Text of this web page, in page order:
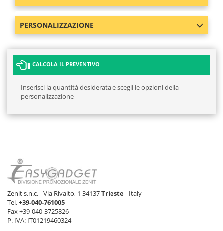
PERSONALIZZAZIONE
CALCOLA IL PREVENTIVO
Inserisci la quantità desiderata e scegli le opzioni della
personalizzazione
Zenit s.n.c. - Via Rivalto, 1 34137Trieste- Italy -
Tel.+39-040-761005-
Fax +39-040-3725826 -
P. IVA: IT01219460324 -